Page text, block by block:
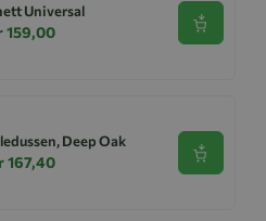
Universal
159,00 Se
Deep Oak
167,40 Se